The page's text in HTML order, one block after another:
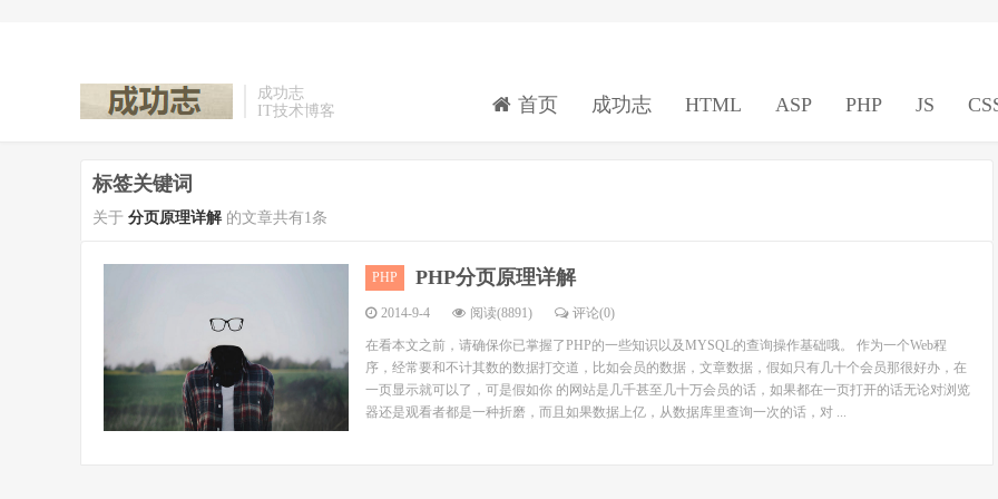
成功志
IT技术博客
首页 成功志 HTML ASP PHP JS
标签关键词
关于 分页原理详解的文章共有1条
PHP PHP分页原理详解
2014-9-4 阅读(8891) 评论(0)
在看本文之前，请确保你已掌握了PHP的一些知识以及MYSQL的查询操作基础哦。 作为一个Web程
序，经常要和不计其数的数据打交道，比如会员的数据，文章数据，假如只有几十个会员那很好办，在
一页显示就可以了，可是假如你 的网站是几千甚至几十万会员的话，如果都在一页打开的话无论对浏览
器还是观看者都是一种折磨，而且如果数据上亿，从数据库里查询一次的话，对 ...